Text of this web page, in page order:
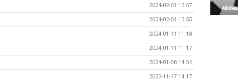
2024-02-01 13:57
2024-02-01 13:55
2024-01-11 11:18
2024-01-11 11:17
2024-01-08 14:54
2023-11-17 14:17